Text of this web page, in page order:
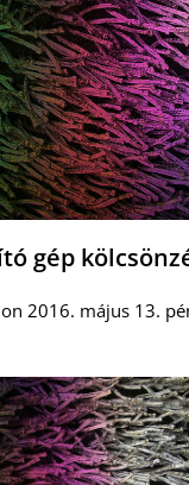
gép
2016. május 13.